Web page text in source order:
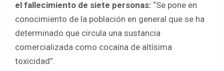
el fallecimiento de siete personas: “Se pone en
conocimiento de la población en general que se ha
determinado que circula una sustancia
comercializada como cocaína de altísima
toxicidad”.